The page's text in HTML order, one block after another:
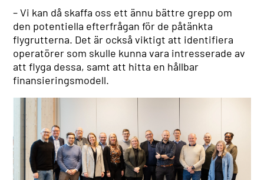
– Vi kan då skaffa oss ett ännu bättre grepp om
den potentiella efterfrågan för de påtänkta
flygrutterna. Det är också viktigt att identifiera
operatörer som skulle kunna vara intresserade av
att flyga dessa, samt att hitta en hållbar
finansieringsmodell.